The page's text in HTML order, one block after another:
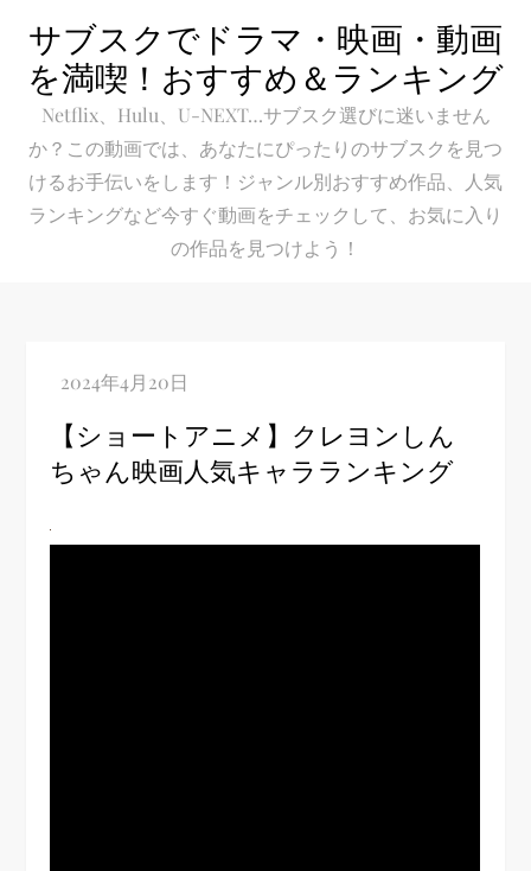
content
サブスクでドラマ・映画・動画
を満喫！おすすめ＆ランキング
Netflix、Hulu、U-NEXT…サブスク選びに迷いません
か？この動画では、あなたにぴったりのサブスクを見つ
けるお手伝いをします！ジャンル別おすすめ作品、人気
ランキングなど今すぐ動画をチェックして、お気に入り
の作品を見つけよう！
【ショートアニメ】クレヨンしん
ちゃん映画人気キャラランキング